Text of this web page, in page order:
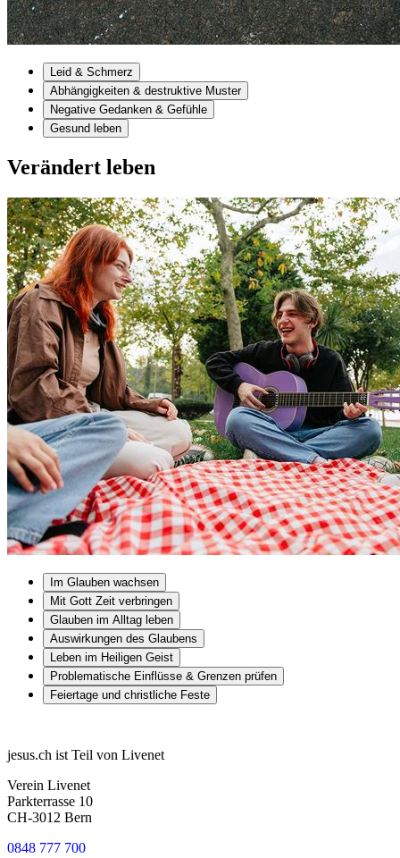
Leid & Schmerz
Abhängigkeiten & destruktive Muster
Negative Gedanken & Gefühle
Gesund leben
Verändert leben
Im Glauben wachsen
Mit Gott Zeit verbringen
Glauben im Alltag leben
Auswirkungen des Glaubens
Leben im Heiligen Geist
Problematische Einflüsse & Grenzen prüfen
Feiertage und christliche Feste
jesus.ch ist Teil von Livenet
Verein Livenet
Parkterrasse 10
CH-3012 Bern
0848 777 700